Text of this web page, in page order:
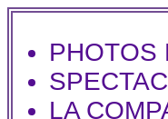
PHOTOS
LA